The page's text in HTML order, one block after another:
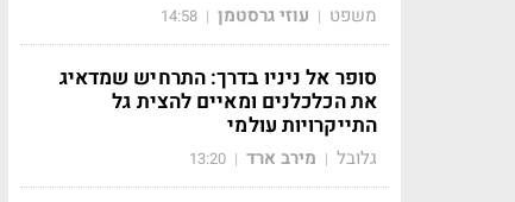
משפט | עוזי גרסטמן |
14:58
סופר אל ניניו בדרך: התרחיש שמדאיג
את הכלכלנים ומאיים להצית גל
התייקרויות עולמי
גלובל | מירב ארד |
13:20